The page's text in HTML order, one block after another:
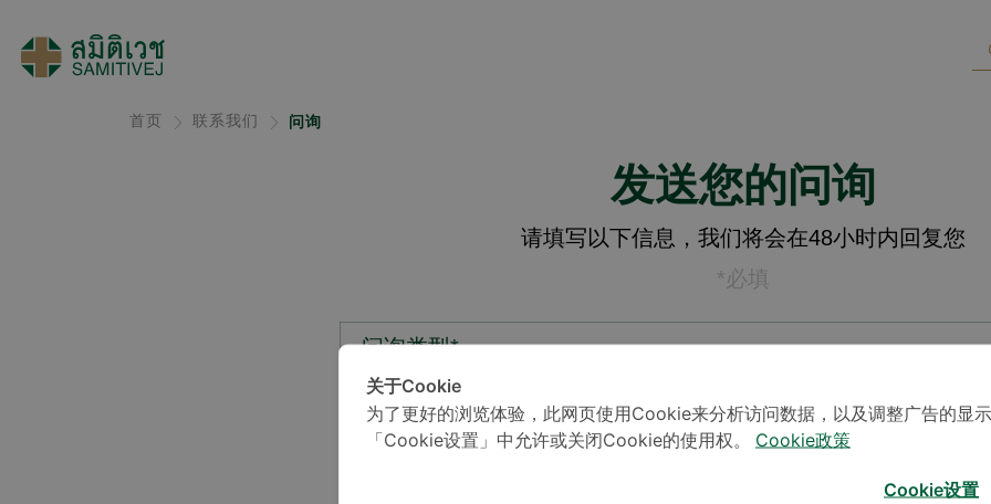
首页 联系我们 问询
发送您的问询
请填写以下信息，我们将会在48小时内回复您
*必填
问询类型*
位置*
关于Cookie
为了更好的浏览体验，此网页使用Cookie来分析访问数据，以及调整广告的显
「Cookie设置」中允许或关闭Cookie的使用权。
Cookie政策
Cookie设置